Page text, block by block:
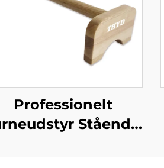
Professionelt
Stående